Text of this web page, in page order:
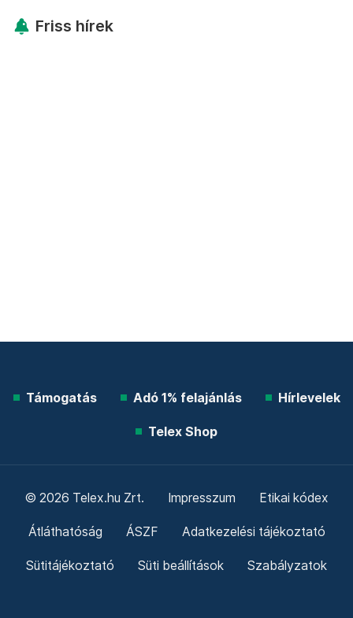
Friss hírek
Támogatás Adó 1% felajánlás Hírlevelek
Telex Shop
© 2026 Telex.hu Zrt. Impresszum Etikai kódex
Átláthatóság ÁSZF Adatkezelési tájékoztató
Sütitájékoztató Süti beállítások Szabályzatok